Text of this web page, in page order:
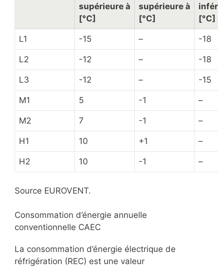
supérieure à
[°C]
supérieure à
[°C]
[°C]
L1 -15 – -18
L2 -12 – -18
L3 -12 – -15
M1 5 -1 –
M2 7 -1 –
H1 10 +1 –
H2 10 -1 –
Source EUROVENT.
Consommation d’énergie annuelle
conventionnelle CAEC
La consommation d’énergie électrique de
réfrigération (REC) est une valeur